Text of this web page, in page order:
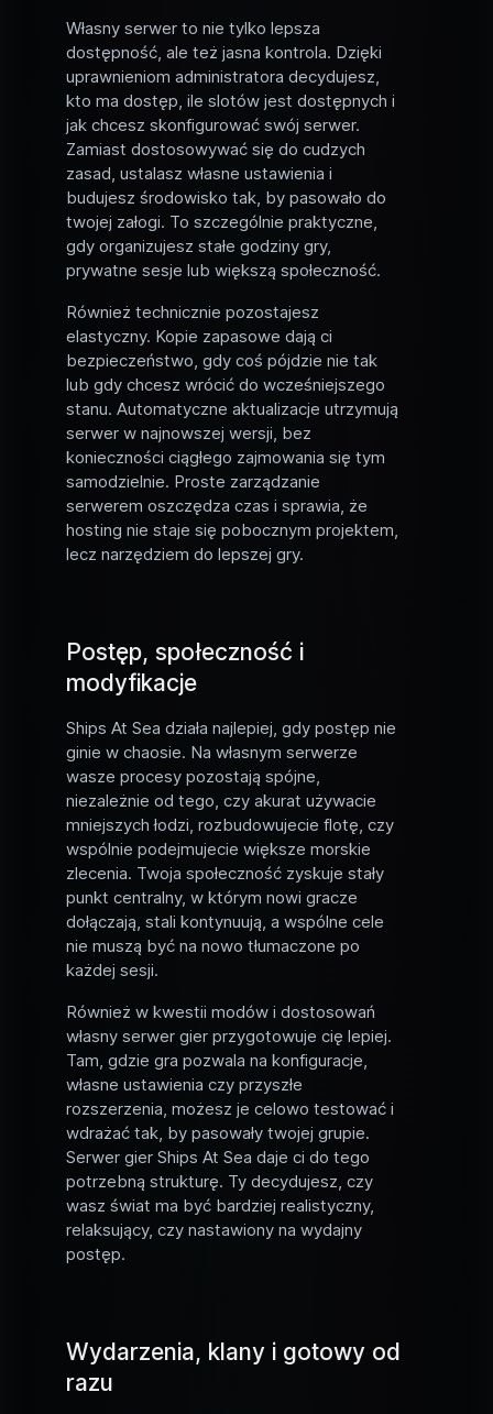
Własny serwer to nie tylko lepsza
dostępność, ale też jasna kontrola. Dzięki
uprawnieniom administratora decydujesz,
kto ma dostęp, ile slotów jest dostępnych i
jak chcesz skonfigurować swój serwer.
Zamiast dostosowywać się do cudzych
zasad, ustalasz własne ustawienia i
budujesz środowisko tak, by pasowało do
twojej załogi. To szczególnie praktyczne,
gdy organizujesz stałe godziny gry,
prywatne sesje lub większą społeczność.
Również technicznie pozostajesz
elastyczny. Kopie zapasowe dają ci
bezpieczeństwo, gdy coś pójdzie nie tak
lub gdy chcesz wrócić do wcześniejszego
stanu. Automatyczne aktualizacje utrzymują
serwer w najnowszej wersji, bez
konieczności ciągłego zajmowania się tym
samodzielnie. Proste zarządzanie
serwerem oszczędza czas i sprawia, że
hosting nie staje się pobocznym projektem,
lecz narzędziem do lepszej gry.
Postęp, społeczność i
modyfikacje
Ships At Sea działa najlepiej, gdy postęp nie
ginie w chaosie. Na własnym serwerze
wasze procesy pozostają spójne,
niezależnie od tego, czy akurat używacie
mniejszych łodzi, rozbudowujecie flotę, czy
wspólnie podejmujecie większe morskie
zlecenia. Twoja społeczność zyskuje stały
punkt centralny, w którym nowi gracze
dołączają, stali kontynuują, a wspólne cele
nie muszą być na nowo tłumaczone po
każdej sesji.
Również w kwestii modów i dostosowań
własny serwer gier przygotowuje cię lepiej.
Tam, gdzie gra pozwala na konfiguracje,
własne ustawienia czy przyszłe
rozszerzenia, możesz je celowo testować i
wdrażać tak, by pasowały twojej grupie.
Serwer gier Ships At Sea daje ci do tego
potrzebną strukturę. Ty decydujesz, czy
wasz świat ma być bardziej realistyczny,
relaksujący, czy nastawiony na wydajny
postęp.
Wydarzenia, klany i gotowy od
razu